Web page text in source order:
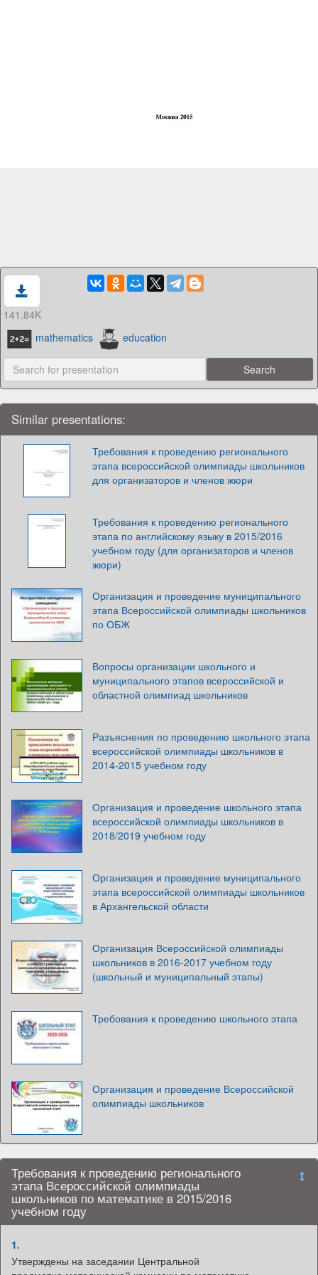
141.84K
mathematics
education
Similar presentations:
Требования к проведению регионального
этапа всероссийской олимпиады школьников
для организаторов и членов жюри
Требования к проведению регионального
этапа по английскому языку в 2015/2016
учебном году (для организаторов и членов
жюри)
Организация и проведение муниципального
этапа Всероссийской олимпиады школьников
по ОБЖ
Вопросы организации школьного и
муниципального этапов всероссийской и
областной олимпиад школьников
Разъяснения по проведению школьного этапа
всероссийской олимпиады школьников в
2014-2015 учебном году
Организация и проведение школьного этапа
всероссийской олимпиады школьников в
2018/2019 учебном году
Организация и проведение муниципального
этапа всероссийской олимпиады школьников
в Архангельской области
Организация Всероссийской олимпиады
школьников в 2016-2017 учебном году
(школьный и муниципальный этапы)
Требования к проведению школьного этапа
Организация и проведение Всероссийской
олимпиады школьников
Требования к проведению регионального
этапа Всероссийской олимпиады
школьников по математике в 2015/2016
учебном году
1.
Утверждены на заседании Центральной